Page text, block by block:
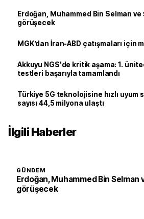
Erdoğan, Muhammed Bin Selman
görüşecek
MGK’dan İran-ABD çatışmaları için
Akkuyu NGS'de kritik aşama: 1.
testleri başarıyla tamamlandı
Türkiye 5G teknolojisine hızlı uyum
sayısı 44,5 milyona ulaştı
İlgili Haberler
GÜNDEM
Erdoğan, Muhammed Bin Selman
görüşecek